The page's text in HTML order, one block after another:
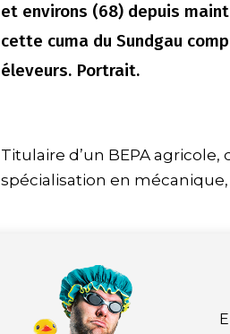
et environs (68) depuis
cette cuma du Sundgau
éleveurs. Portrait.
Titulaire d’un BEPA agricole,
spécialisation en